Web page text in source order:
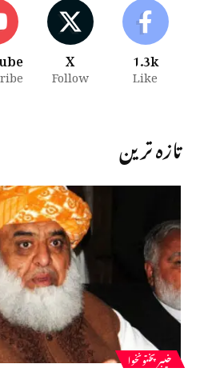
1.3k
Like
X
Follow
تازہ ترین
خیبرپختونخوا